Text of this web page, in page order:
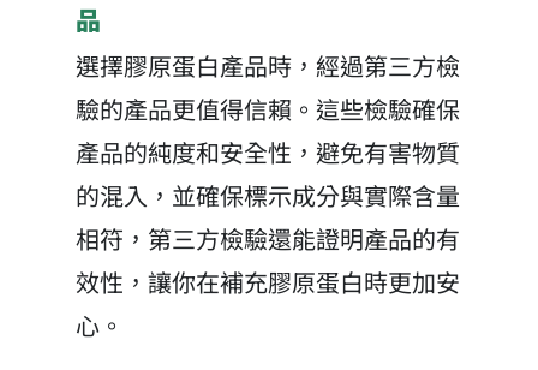
品
選擇膠原蛋白產品時，經過第三方檢
驗的產品更值得信賴。這些檢驗確保
產品的純度和安全性，避免有害物質
的混入，並確保標示成分與實際含量
相符，第三方檢驗還能證明產品的有
效性，讓你在補充膠原蛋白時更加安
心。